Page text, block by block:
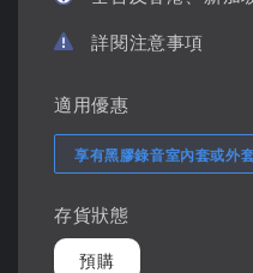
詳閱注意事項
適用優惠
享有黑膠錄音室內套或外
存貨狀態
預購